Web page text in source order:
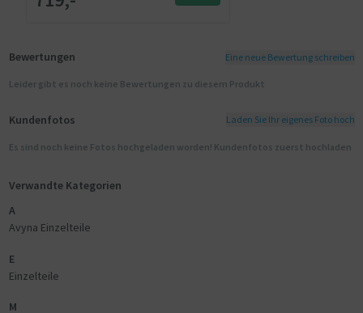
Bewertungen Eine neue Bewertung schreiben
Leider gibt es noch keine Bewertungen zu diesem Produkt
Kundenfotos Laden Sie Ihr eigenes Foto hoch
Es sind noch keine Fotos hochgeladen worden! Kundenfotos zuerst hochladen
Verwandte Kategorien
A
Avyna Einzelteile
E
Einzelteile
M